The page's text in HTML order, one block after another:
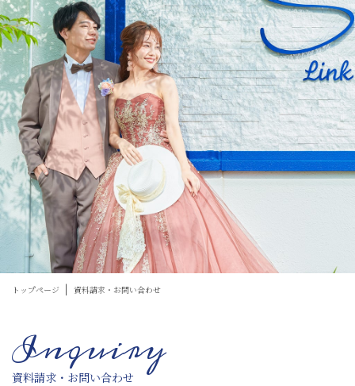
トップページ 資料請求・お問い合わせ
Inquiry
資料請求・お問い合わせ